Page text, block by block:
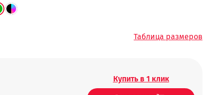
Таблица размеров
Купить в 1 клик